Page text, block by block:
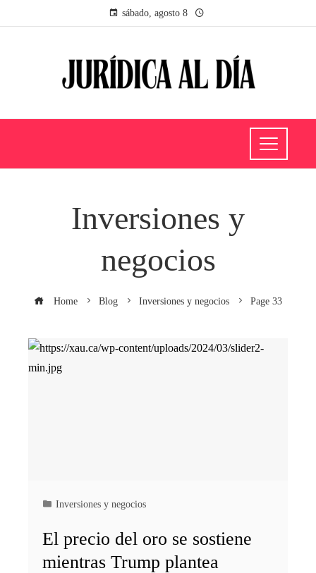
sábado, agosto 8
Inversiones y
negocios
Home Blog Inversiones y negocios Page 33
Inversiones y negocios
El precio del oro se sostiene
mientras Trump plantea